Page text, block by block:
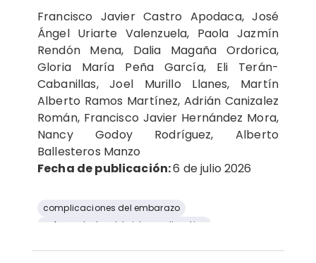
Francisco Javier Castro Apodaca, José
Ángel Uriarte Valenzuela, Paola Jazmín
Rendón Mena, Dalia Magaña Ordorica,
Gloria María Peña García, Eli Terán-
Cabanillas, Joel Murillo Llanes, Martín
Alberto Ramos Martínez, Adrián Canizalez
Román, Francisco Javier Hernández Mora,
Nancy Godoy Rodríguez, Alberto
Ballesteros Manzo
Fecha de publicación:6 de julio 2026
complicaciones del embarazo
enfermedades del sistema digestivo